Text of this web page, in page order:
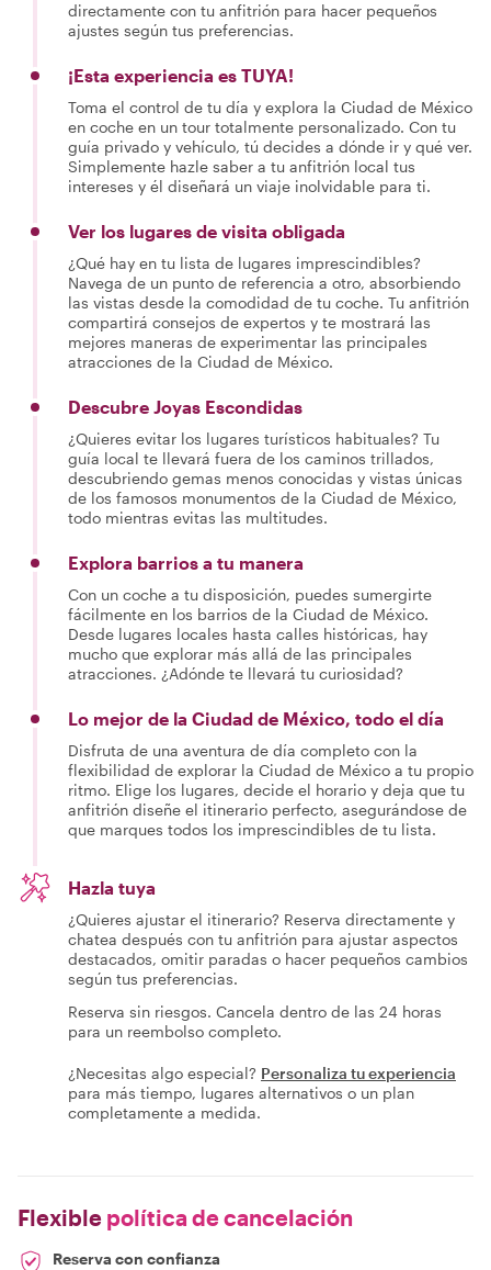
directamente con tu anfitrión para hacer pequeños
ajustes según tus preferencias.
¡Esta experiencia es TUYA!
Toma el control de tu día y explora la Ciudad de México
en coche en un tour totalmente personalizado. Con tu
guía privado y vehículo, tú decides a dónde ir y qué ver.
Simplemente hazle saber a tu anfitrión local tus
intereses y él diseñará un viaje inolvidable para ti.
Ver los lugares de visita obligada
¿Qué hay en tu lista de lugares imprescindibles?
Navega de un punto de referencia a otro, absorbiendo
las vistas desde la comodidad de tu coche. Tu anfitrión
compartirá consejos de expertos y te mostrará las
mejores maneras de experimentar las principales
atracciones de la Ciudad de México.
Descubre Joyas Escondidas
¿Quieres evitar los lugares turísticos habituales? Tu
guía local te llevará fuera de los caminos trillados,
descubriendo gemas menos conocidas y vistas únicas
de los famosos monumentos de la Ciudad de México,
todo mientras evitas las multitudes.
Explora barrios a tu manera
Con un coche a tu disposición, puedes sumergirte
fácilmente en los barrios de la Ciudad de México.
Desde lugares locales hasta calles históricas, hay
mucho que explorar más allá de las principales
atracciones. ¿Adónde te llevará tu curiosidad?
Lo mejor de la Ciudad de México, todo el día
Disfruta de una aventura de día completo con la
flexibilidad de explorar la Ciudad de México a tu propio
ritmo. Elige los lugares, decide el horario y deja que tu
anfitrión diseñe el itinerario perfecto, asegurándose de
que marques todos los imprescindibles de tu lista.
Hazla tuya
¿Quieres ajustar el itinerario? Reserva directamente y
chatea después con tu anfitrión para ajustar aspectos
destacados, omitir paradas o hacer pequeños cambios
según tus preferencias.
Reserva sin riesgos. Cancela dentro de las 24 horas
para un reembolso completo.
¿Necesitas algo especial? Personaliza tu experiencia
para más tiempo, lugares alternativos o un plan
completamente a medida.
Flexible política de cancelación
Reserva con confianza